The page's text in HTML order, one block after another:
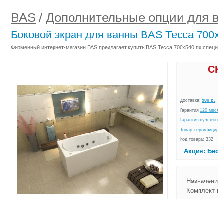
BAS / Дополнительные опции для
Боковой экран для ванны BAS Тесса
Фирменный интернет-магазин BAS предлагает купить BAS Тесса 700х540 по
Доставка: 500 р.
Гарантия 120
Гарантия лучшей
Товар
Код товара: 332
Акция:
Комплект